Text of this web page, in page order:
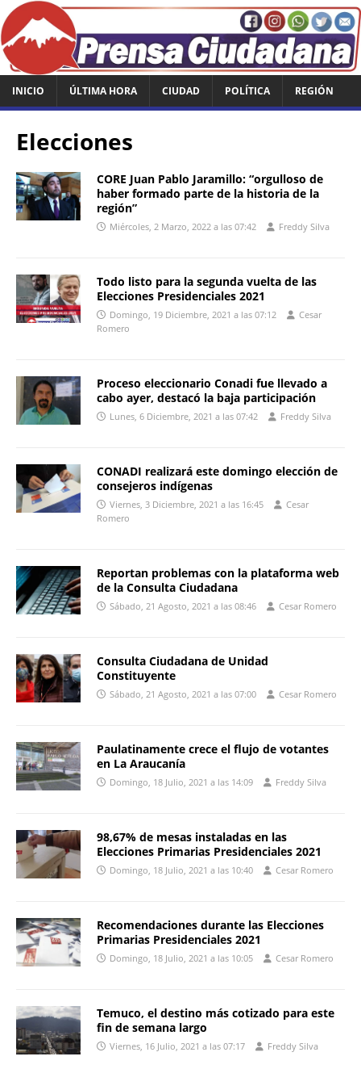
INICIO ÚLTIMA HORA CIUDAD POLÍTICA REGIÓN
Elecciones
CORE Juan Pablo Jaramillo: “orgulloso de
haber formado parte de la historia de la
región”
Miércoles, 2 Marzo, 2022 a las 07:42 Freddy Silva
Todo listo para la segunda vuelta de las
Elecciones Presidenciales 2021
Domingo, 19 Diciembre, 2021 a las 07:12
Cesar
Romero
Proceso eleccionario Conadi fue llevado a
cabo ayer, destacó la baja participación
Lunes, 6 Diciembre, 2021 a las 07:42 Freddy Silva
CONADI realizará este domingo elección de
consejeros indígenas
Viernes, 3 Diciembre, 2021 a las 16:45
Cesar
Romero
Reportan problemas con la plataforma web
de la Consulta Ciudadana
Sábado, 21 Agosto, 2021 a las 08:46 Cesar Romero
Consulta Ciudadana de Unidad
Constituyente
Sábado, 21 Agosto, 2021 a las 07:00 Cesar Romero
Paulatinamente crece el flujo de votantes
en La Araucanía
Domingo, 18 Julio, 2021 a las 14:09 Freddy Silva
98,67% de mesas instaladas en las
Elecciones Primarias Presidenciales 2021
Domingo, 18 Julio, 2021 a las 10:40 Cesar Romero
Recomendaciones durante las Elecciones
Primarias Presidenciales 2021
Domingo, 18 Julio, 2021 a las 10:05 Cesar Romero
Temuco, el destino más cotizado para este
fin de semana largo
Viernes, 16 Julio, 2021 a las 07:17 Freddy Silva